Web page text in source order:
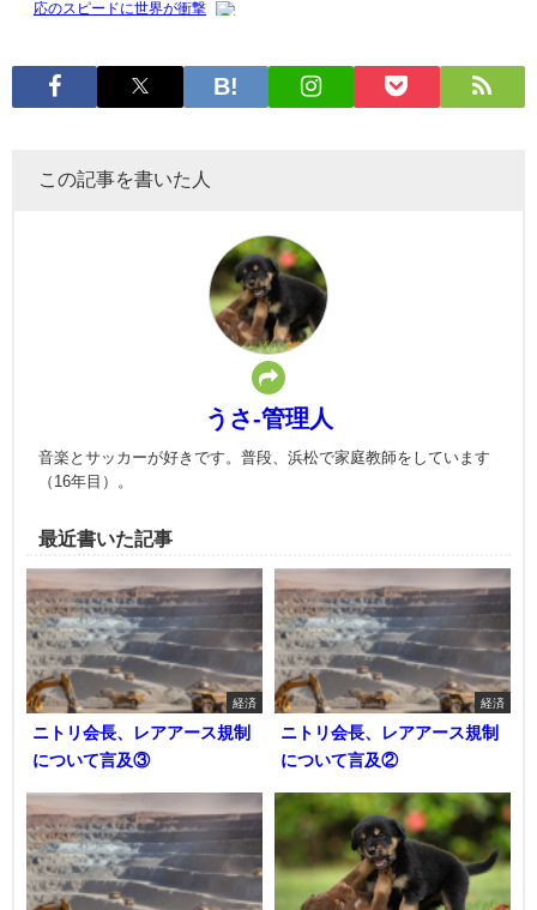
この記事を書いた人
うさ-管理人
音楽とサッカーが好きです。普段、浜松で家庭教師をしています
（16年目）。
最近書いた記事
経済
ニトリ会長、レアアース規制
について言及③
経済
ニトリ会長、レアアース規制
について言及②